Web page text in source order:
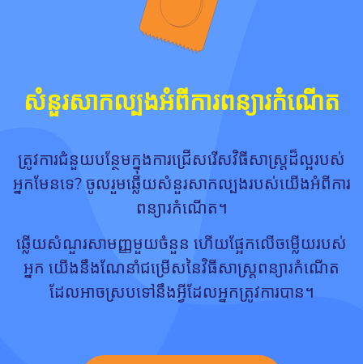
សំនួរសាកល្បងអំពីការពន្យារកំណើត
ត្រូវការជំនួយបន្ថែមក្នុងការជ្រើសរើសវិធីសាស្ត្រដ៏ល្អរបស់
អ្នកមែនទេ? ចូលរួមឆ្លើយសំនួរសាកល្បងរបស់យើងអំពីការ
ពន្យារកំណើត។
ឆ្លើយសំណួរសាមញ្ញមួយចំនួន ហើយផ្អែកលើចម្លើយរបស់
អ្នក យើងនឹងណែនាំជម្រើសនៃវិធីសាស្រ្តពន្យារកំណើត
ដែលអាចស្របទៅនឹងអ្វីដែលអ្នកត្រូវការបាន។